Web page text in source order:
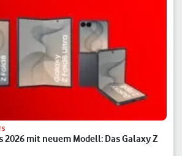
2026 mit neuem Modell: Das Galaxy Z